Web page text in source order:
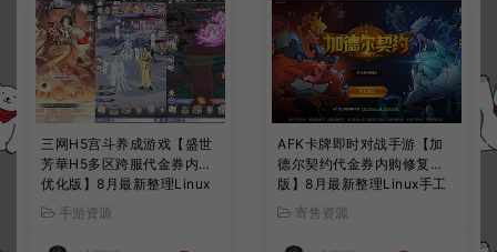
三网H5宫斗养成游戏【盛世
芳華H5多区跨服代金券内购
优化版】8月最新整理Linux
手工服务端+CDK授权后台
+全资源安卓+详细搭建教程
+视频教程
手游资源
AFK卡牌即时对战手游【加
德尔契约代金券内购修复
版】8月最新整理Linux手工
服务端+前后端全套源码+CD
K授权后台+安卓苹果双端
+详细搭建教程+视频教程
寄售资源